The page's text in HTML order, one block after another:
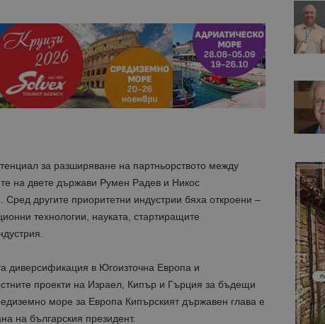
за разширяване на партньорството между
на двете държави Румен Радев и Никос
другите приоритетни индустрии бяха откроени –
технологии, науката, стартиращите
диверсификация в Югоизточна Европа и
проекти на Израел, Кипър и Гърция за бъдещи
море за Европа Кипърският държавен глава е
на българския президент.